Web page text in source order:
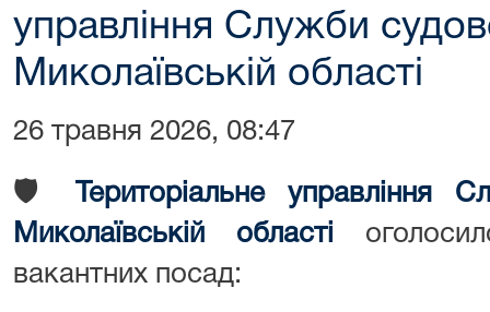
управління Служби
Миколаївській області
26 травня 2026, 08:47
🛡️
Територіальне управління
Миколаївській області
вакантних посад: